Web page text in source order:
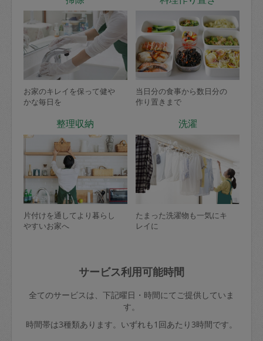
お家のキレイを保って健や
かな毎日を
当日分の食事から数日分の
作り置きまで
整理収納
片付けを通してより暮らし
やすいお家へ
洗濯
たまった洗濯物も一気にキ
レイに
サービス利用可能時間
全てのサービスは、下記曜日・時間にてご提供していま
す。
時間帯は3種類あります。いずれも1回あたり3時間です。